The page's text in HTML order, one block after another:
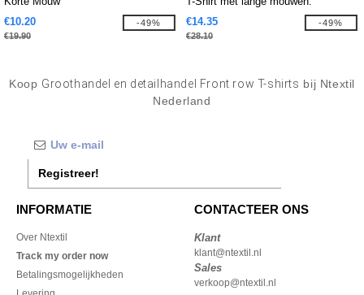
€10.20
€19.90
-49%
€14.35
€28.10
-49%
Koop Groothandel en detailhandel Front row T-shirts bij Ntextil
Nederland
Registreer!
INFORMATIE
Over Ntextil
Track my order now
Betalingsmogelijkheden
CONTACTEER ONS
Klant
klant@ntextil.nl
Sales
verkoop@ntextil.nl